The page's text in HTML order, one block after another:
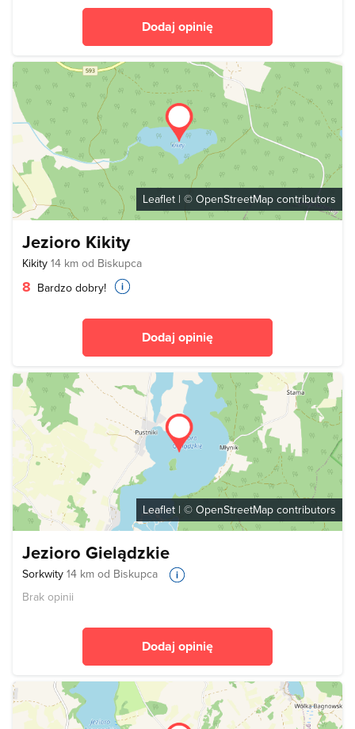
Dodaj opinię
Leaflet | © OpenStreetMap contributors
Jezioro Kikity
Kikity 14 km od Biskupca
8 Bardzo dobry!
Dodaj opinię
Leaflet | © OpenStreetMap contributors
Jezioro Gielądzkie
Sorkwity 14 km od Biskupca
Brak opinii
Dodaj opinię